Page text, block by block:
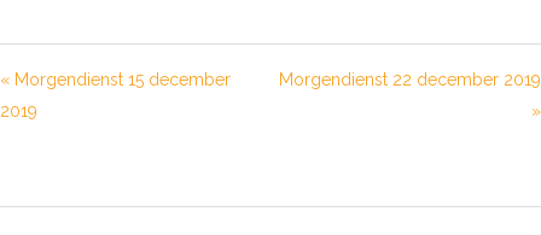
« Morgendienst 15 december
2019
Morgendienst 22 december 2019
»